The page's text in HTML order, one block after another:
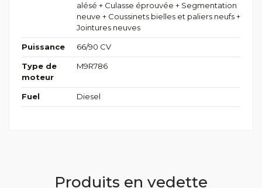
alésé + Culasse éprouvée + Segmentation
neuve + Coussinets bielles et paliers neufs +
Jointures neuves
Puissance 66/90 CV
Type de
moteur
M9R786
Fuel Diesel
Produits en vedette